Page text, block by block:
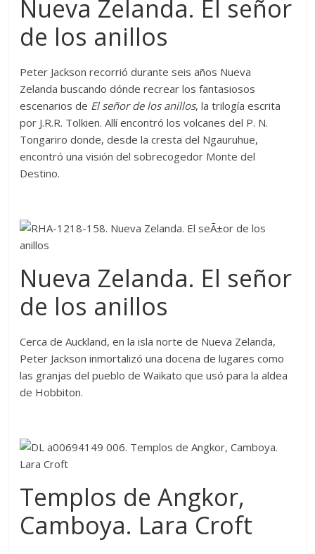
Nueva Zelanda. El señor
de los anillos
Peter Jackson recorrió durante seis años Nueva
Zelanda buscando dónde recrear los fantasiosos
escenarios de El señor de los anillos, la trilogía escrita
por J.R.R. Tolkien. Allí encontró los volcanes del P. N.
Tongariro donde, desde la cresta del Ngauruhue,
encontró una visión del sobrecogedor Monte del
Destino.
Nueva Zelanda. El señor
de los anillos
Cerca de Auckland, en la isla norte de Nueva Zelanda,
Peter Jackson inmortalizó una docena de lugares como
las granjas del pueblo de Waikato que usó para la aldea
de Hobbiton.
Templos de Angkor,
Camboya. Lara Croft